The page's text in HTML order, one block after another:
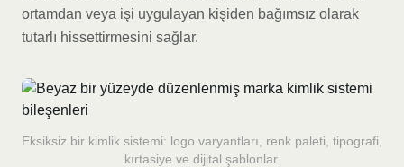
ortamdan veya işi uygulayan kişiden bağımsız olarak
tutarlı hissettirmesini sağlar.
Eksiksiz bir kimlik sistemi: logo varyantları, renk paleti, tipografi,
kırtasiye ve dijital şablonlar.